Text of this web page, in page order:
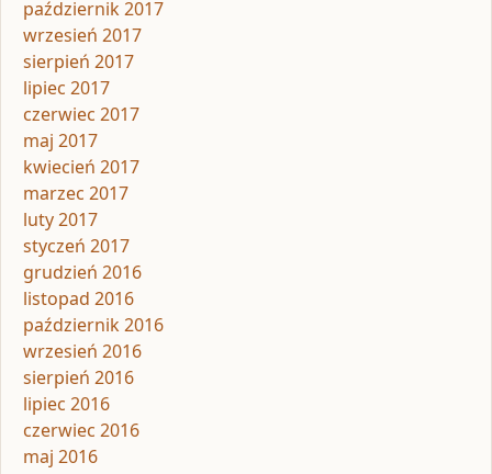
październik 2017
wrzesień 2017
sierpień 2017
lipiec 2017
czerwiec 2017
maj 2017
kwiecień 2017
marzec 2017
luty 2017
styczeń 2017
grudzień 2016
listopad 2016
październik 2016
wrzesień 2016
sierpień 2016
lipiec 2016
czerwiec 2016
maj 2016